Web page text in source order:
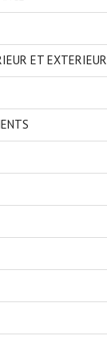
ET EXTERIEUR